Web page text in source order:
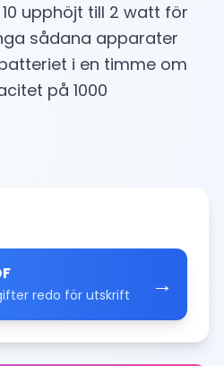
upphöjt till 2 watt för
sådana apparater
i en timme om
på 1000
redo för utskrift →